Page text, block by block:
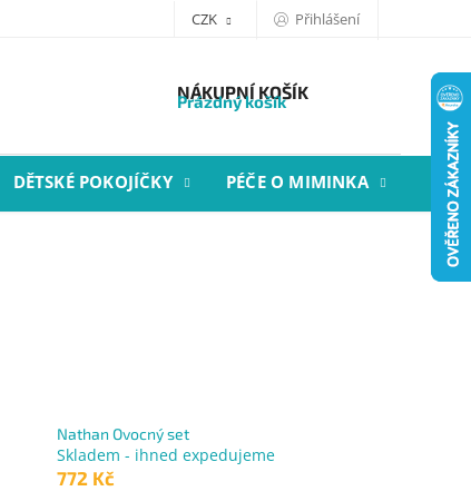
CZK Přihlášení
NÁKUPNÍ KOŠÍK
Prázdný košík
DĚTSKÉ POKOJÍČKY PÉČE O MIMINKA
Nathan Ovocný set
Skladem - ihned expedujeme
772 Kč